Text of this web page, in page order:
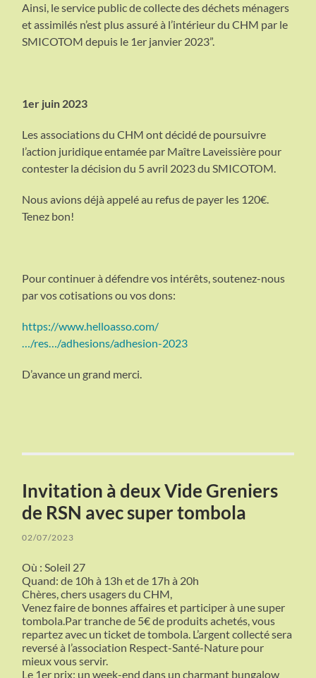
Ainsi, le service public de collecte des déchets ménagers
et assimilés n’est plus assuré à l’intérieur du CHM par le
SMICOTOM depuis le 1er janvier 2023”.
1er juin 2023
Les associations du CHM ont décidé de poursuivre
l’action juridique entamée par Maître Laveissière pour
contester la décision du 5 avril 2023 du SMICOTOM.
Nous avions déjà appelé au refus de payer les 120€.
Tenez bon!
Pour continuer à défendre vos intérêts, soutenez-nous
par vos cotisations ou vos dons:
https://www.helloasso.com/
…/res…/adhesions/adhesion-2023
D’avance un grand merci.
Invitation à deux Vide Greniers
de RSN avec super tombola
02/07/2023
Où : Soleil 27
Quand: de 10h à 13h et de 17h à 20h
Chères, chers usagers du CHM,
Venez faire de bonnes affaires et participer à une super
tombola.Par tranche de 5€ de produits achetés, vous
repartez avec un ticket de tombola. L’argent collecté sera
reversé à l’association Respect-Santé-Nature pour
mieux vous servir.
Le 1er prix: un week-end dans un charmant bungalow